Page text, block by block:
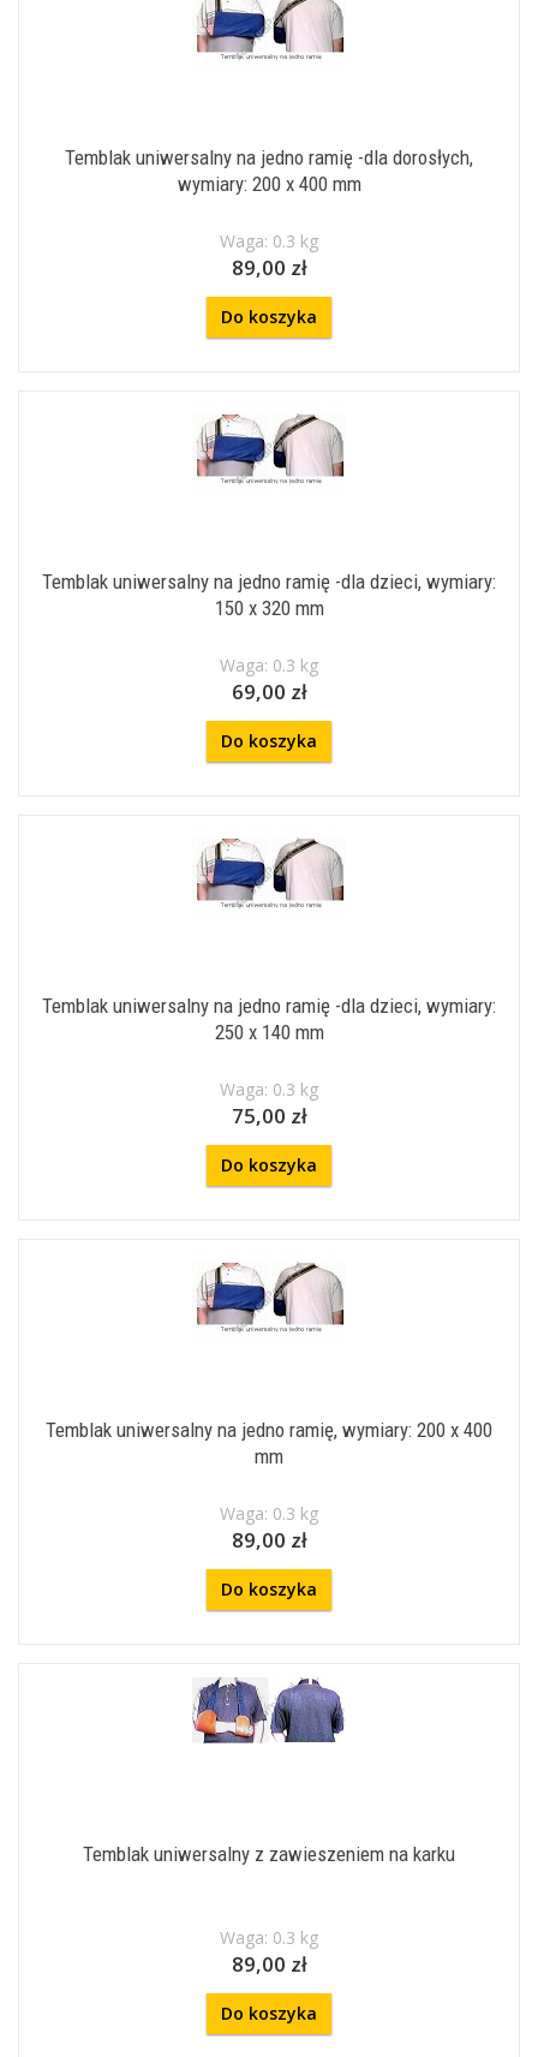
Temblak uniwersalny na jedno ramię -dla dorosłych,
wymiary: 200 x 400 mm
Waga: 0.3 kg
89,00 zł
Do koszyka
Temblak uniwersalny na jedno ramię -dla dzieci, wymiary:
150 x 320 mm
Waga: 0.3 kg
69,00 zł
Do koszyka
Temblak uniwersalny na jedno ramię -dla dzieci, wymiary:
250 x 140 mm
Waga: 0.3 kg
75,00 zł
Do koszyka
Temblak uniwersalny na jedno ramię, wymiary: 200 x 400
mm
Waga: 0.3 kg
89,00 zł
Do koszyka
Temblak uniwersalny z zawieszeniem na karku
Waga: 0.3 kg
89,00 zł
Do koszyka